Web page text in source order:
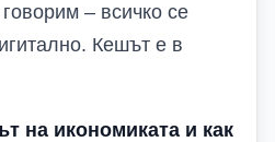
– всичко се
Кешът е в
на икономиката и как